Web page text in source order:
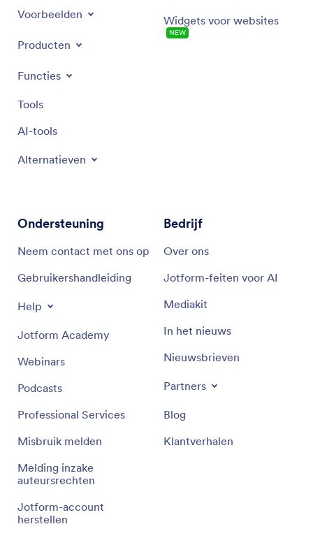
Voorbeelden
Producten
Functies
Tools
AI-tools
Alternatieven
Widgets voor websites
NEW
Ondersteuning
Neem contact met ons op
Gebruikershandleiding
Help
Jotform Academy
Webinars
Podcasts
Professional Services
Misbruik melden
Melding inzake
auteursrechten
Jotform-account
herstellen
Bedrijf
Over ons
Jotform-feiten voor AI
Mediakit
In het nieuws
Nieuwsbrieven
Partners
Blog
Klantverhalen